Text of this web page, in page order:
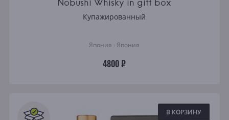
Nobushi Whisky in gift box
Купажированный
Япония · Япония
4800 ₽
В КОРЗИНУ